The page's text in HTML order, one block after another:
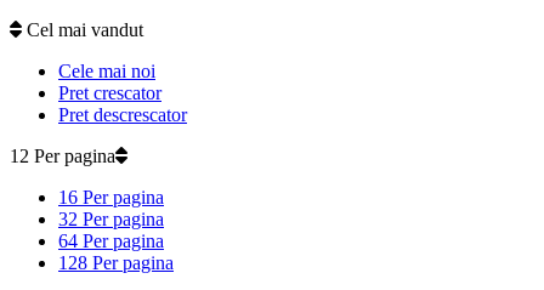
Cel mai vandut
Cele mai noi
Pret crescator
Pret descrescator
12 Per pagina
16 Per pagina
32 Per pagina
64 Per pagina
128 Per pagina